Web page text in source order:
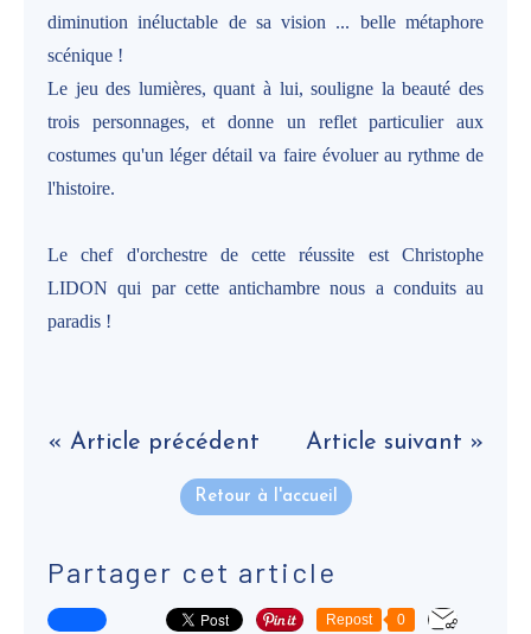
diminution inéluctable de sa vision ... belle métaphore
scénique !
Le jeu des lumières, quant à lui, souligne la beauté des
trois personnages, et donne un reflet particulier aux
costumes qu'un léger détail va faire évoluer au rythme de
l'histoire.
Le chef d'orchestre de cette réussite est Christophe
LIDON qui par cette antichambre nous a conduits au
paradis !
« Article précédent Article suivant »
Retour à l'accueil
Partager cet article
Repost 0